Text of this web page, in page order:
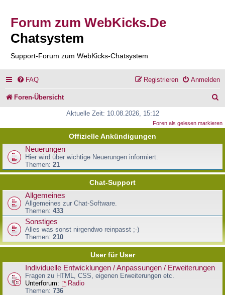
Forum zum WebKicks.De
Chatsystem
Support-Forum zum WebKicks-Chatsystem
FAQ Anmelden
Registrieren
Foren-Übersicht
c
Aktuelle Zeit: 10.08.2026, 15:12
Foren als gelesen markieren
Offizielle Ankündigungen
Neuerungen
Hier wird über wichtige Neuerungen informiert.
Themen: 21
Chat-Support
Allgemeines
Allgemeines zur Chat-Software.
Themen: 433
Sonstiges
Alles was sonst nirgendwo reinpasst ;-)
Themen: 210
User für User
Individuelle Entwicklungen / Anpassungen / Erweiterungen
Fragen zu HTML, CSS, eigenen Erweiterungen etc.
Unterforum:
Radio
Themen: 736